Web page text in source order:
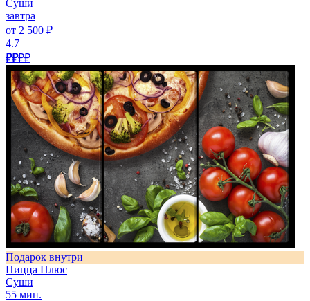
Суши
завтра
от 2 500 ₽
4.7
₽₽₽₽
Подарок внутри
Пицца Плюс
Суши
55 мин.